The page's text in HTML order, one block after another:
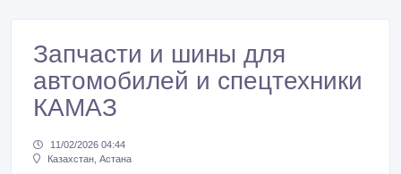
Запчасти и шины для
автомобилей и спецтехники
КАМАЗ
11/02/2026 04:44
Казахстан, Астана